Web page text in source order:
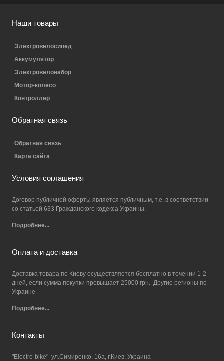
Наши товары
Электровелосипед
Аккумулятор
Электровелонабор
Мотор-колесо
Контроллер
Обратная связь
Обратная связь
Карта сайта
Условия соглашения
Договор публичной оферты является публичным, т.е. в соответствии
со статьей 633 Гражданского кодекса Украины.
Подробнее...
Оплата и доставка
Доставка товара по Киеву осуществляется бесплатно в течении 1-2
дней, если сумма покупки превышает 25000 грн. Другие регионы по
Украине
Подробнее...
Контакты
"Electro-bike" ул.Симиренко, 16а, г.Киев, Украина